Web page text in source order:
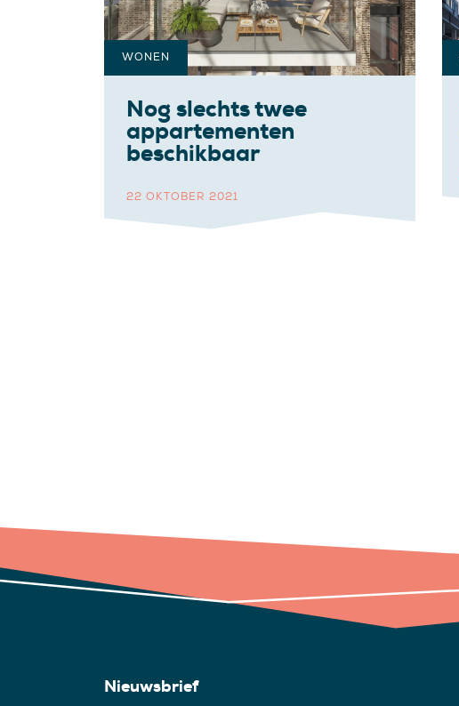
Nog slechts twee
appartementen
beschikbaar
22 OKTOBER 2021
WONEN
Nieuwsbrief